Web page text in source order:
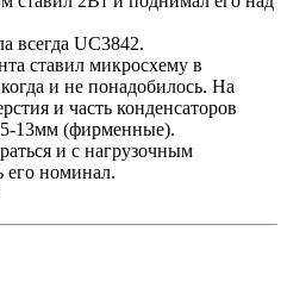
UC3842.
ставил микросхему в
и не понадобилось. На
и часть конденсаторов
13мм (фирменные).
и с нагрузочным
его номинал.